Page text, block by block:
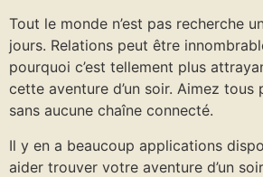
Tout le monde n’est pas recherche
jours. Relations peut être
pourquoi c’est tellement plus
cette aventure d’un soir. Aimez tous
sans aucune chaîne connecté.
Il y en a beaucoup applications
aider trouver votre aventure d’un